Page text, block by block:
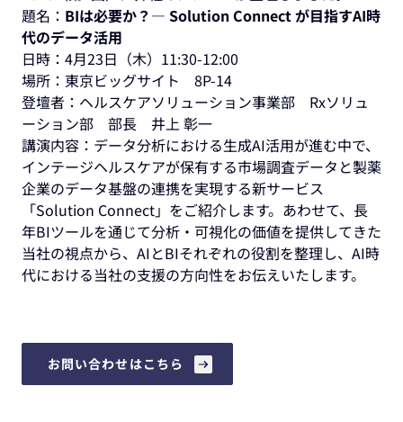
題名： BIは必要か？― Solution Connect が目指すAI時
代のデータ活用
日時：4月23日（木）11:30-12:00
場所：東京ビッグサイト 8P-14
登壇者：ヘルスケアソリューション事業部 Rxソリュ
ーション部 部長 井上 彰一
講演内容：データ分析における生成AI活用が進む中で、
インテージヘルスケアが保有する市場調査データと製薬
企業のデータ基盤の連携を実現する新サービス
「Solution Connect」をご紹介します。あわせて、長
年BIツールを通じて分析・可視化の価値を提供してきた
当社の視点から、AIとBIそれぞれの役割を整理し、AI時
代における当社の支援の方向性をお伝えいたします。
お問い合わせはこちら